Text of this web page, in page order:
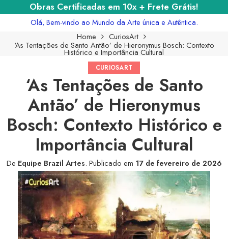
Obras Certificadas em 10x + Frete Grátis!
Olá, Bem-vindo ao Mundo da Arte única e Autêntica.
Home
CuriosArt
‘As Tentações de Santo Antão’ de Hieronymus Bosch: Contexto
Histórico e Importância Cultural
CURIOSART
‘As Tentações de Santo
Antão’ de Hieronymus
Bosch: Contexto Histórico e
Importância Cultural
De Equipe Brazil Artes. Publicado em 17 de fevereiro de 2026